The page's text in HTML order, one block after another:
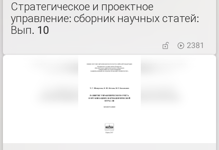
Стратегическое и проектное
управление: сборник научных статей:
Вып. 10
2381